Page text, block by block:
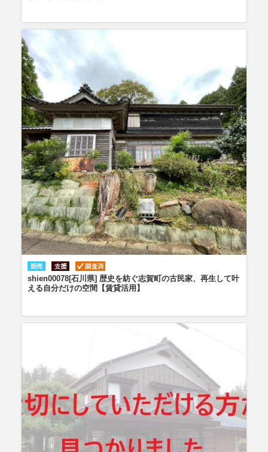
shien00078[石川県] 歴史を紡ぐ志賀町の古民家、再生して叶
える自分だけの空間【賃貸活用】